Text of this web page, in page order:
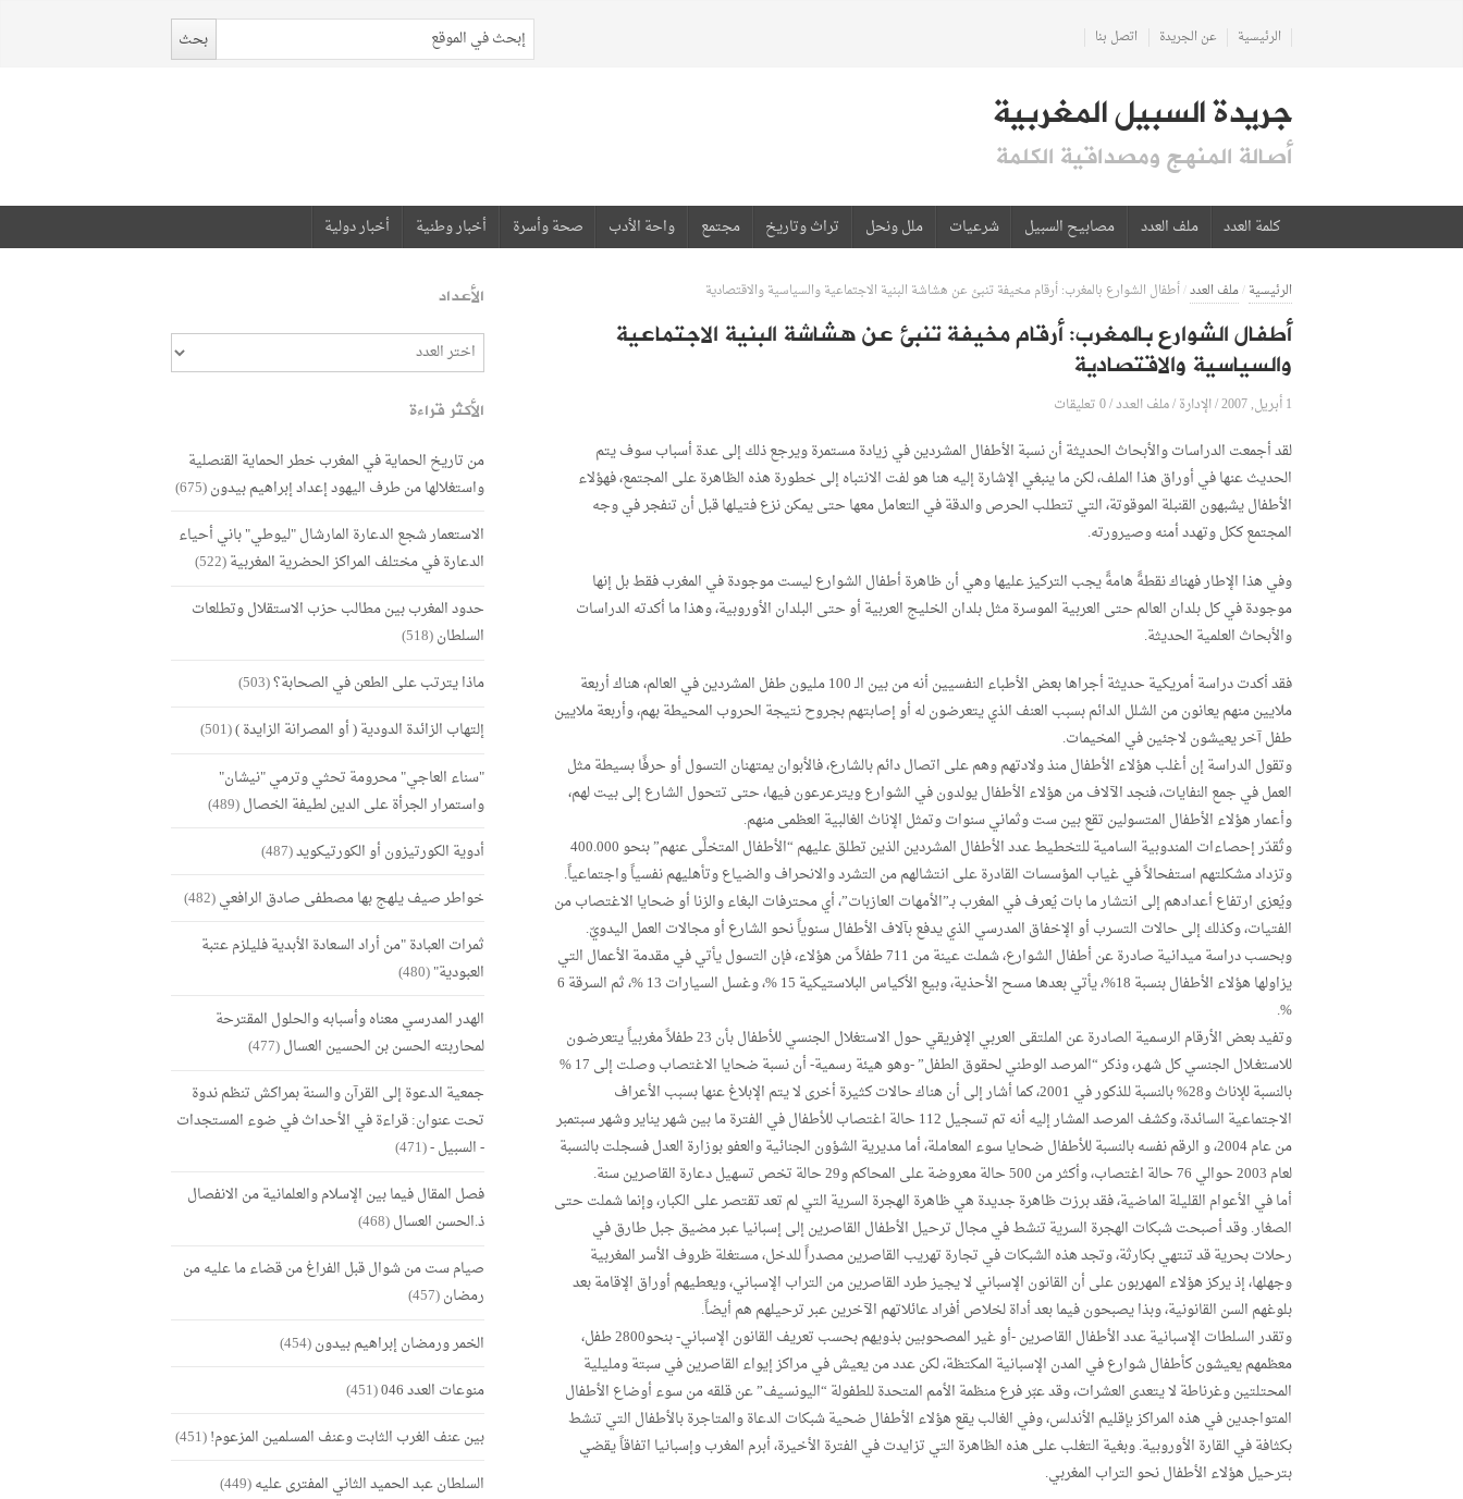
الرئيسية عن الجريدة اتصل بنا
جريدة السبيل المغربية
أصالة المنهج ومصداقية الكلمة
كلمة العدد ملف العدد مصابيح السبيل شرعيات ملل ونحل تراث وتاريخ مجتمع واحة الأدب صحة وأسرة أخبار وطنية أخبار دولية
الرئيسية/ملف العدد/أطفال الشوارع بالمغرب: أرقام مخيفة تنبئ عن هشاشة البنية الاجتماعية والسياسية والاقتصادية
أطفال الشوارع بالمغرب: أرقام مخيفة تنبئ عن هشاشة البنية الاجتماعية
والسياسية والاقتصادية
1 أبريل, 2007 /الإدارة/ملف العدد/0 تعليقات
لقد أجمعت الدراسات والأبحاث الحديثة أن نسبة الأطفال المشردين في زيادة مستمرة ويرجع ذلك إلى عدة أسباب سوف يتم
الحديث عنها في أوراق هذا الملف، لكن ما ينبغي الإشارة إليه هنا هو لفت الانتباه إلى خطورة هذه الظاهرة على المجتمع، فهؤلاء
الأطفال يشبهون القنبلة الموقوتة، التي تتطلب الحرص والدقة في التعامل معها حتى يمكن نزع فتيلها قبل أن تنفجر في وجه
المجتمع ككل وتهدد أمنه وصيرورته.
وفي هذا الإطار فهناك نقطةً هامةً يجب التركيز عليها وهي أن ظاهرة أطفال الشوارع ليست موجودة في المغرب فقط بل إنها
موجودة في كل بلدان العالم حتى العربية الموسرة مثل بلدان الخليج العربية أو حتى البلدان الأوروبية، وهذا ما أكدته الدراسات
والأبحاث العلمية الحديثة.
فقد أكدت دراسة أمريكية حديثة أجراها بعض الأطباء النفسيين أنه من بين الـ 100 مليون طفل المشردين في العالم، هناك أربعة
ملايين منهم يعانون من الشلل الدائم بسبب العنف الذي يتعرضون له أو إصابتهم بجروح نتيجة الحروب المحيطة بهم، وأربعة ملايين
طفل آخر يعيشون لاجئين في المخيمات.
وتقول الدراسة إن أغلب هؤلاء الأطفال منذ ولادتهم وهم على اتصال دائم بالشارع، فالأبوان يمتهنان التسول أو حرفًا بسيطة مثل
العمل في جمع النفايات، فنجد الآلاف من هؤلاء الأطفال يولدون في الشوارع ويترعرعون فيها، حتى تتحول الشارع إلى بيت لهم،
وأعمار هؤلاء الأطفال المتسولين تقع بين ست وثماني سنوات وتمثل الإناث الغالبية العظمى منهم.
وتُقدّر إحصاءات المندوبية السامية للتخطيط عدد الأطفال المشردين الذين تطلق عليهم “الأطفال المتخلَّى عنهم” بنحو 400.000
وتزداد مشكلتهم استفحالاً في غياب المؤسسات القادرة على انتشالهم من التشرد والانحراف والضياع وتأهليهم نفسياً واجتماعياً.
ويُعزى ارتفاع أعدادهم إلى انتشار ما بات يُعرف في المغرب بـ”الأمهات العازبات”، أي محترفات البغاء والزنا أو ضحايا الاغتصاب من
الفتيات، وكذلك إلى حالات التسرب أو الإخفاق المدرسي الذي يدفع بآلاف الأطفال سنوياً نحو الشارع أو مجالات العمل اليدويّ.
وبحسب دراسة ميدانية صادرة عن أطفال الشوارع، شملت عينة من 711 طفلاً من هؤلاء، فإن التسول يأتي في مقدمة الأعمال التي
يزاولها هؤلاء الأطفال بنسبة 18%، يأتي بعدها مسح الأحذية، وبيع الأكياس البلاستيكية 15 %، وغسل السيارات 13 %، ثم السرقة 6
%.
وتفيد بعض الأرقام الرسمية الصادرة عن الملتقى العربي الإفريقي حول الاستغلال الجنسي للأطفال بأن 23 طفلاً مغربياً يتعرضـون
للاستغـلال الجنسي كل شهـر، وذكر “المرصد الوطني لحقوق الطفل” -وهو هيئة رسمية- أن نسبة ضحايا الاغتصاب وصلت إلى 17 %
بالنسبة للإناث و28% بالنسبة للذكور في 2001، كما أشار إلى أن هناك حالات كثيرة أخرى لا يتم الإبلاغ عنها بسبب الأعراف
الاجتماعية السائدة، وكشف المرصد المشار إليه أنه تم تسجيل 112 حالة اغتصاب للأطفال في الفترة ما بين شهر يناير وشهر سبتمبر
من عام 2004، و الرقم نفسه بالنسبة للأطفال ضحايا سوء المعاملة، أما مديرية الشؤون الجنائية والعفو بوزارة العدل فسجلت بالنسبة
لعام 2003 حوالي 76 حالة اغتصاب، وأكثر من 500 حالة معروضة على المحاكم و29 حالة تخص تسهيل دعارة القاصرين سنة.
أما في الأعوام القليلة الماضية، فقد برزت ظاهرة جديدة هي ظاهرة الهجرة السرية التي لم تعد تقتصر على الكبار، وإنما شملت حتى
الصغار. وقد أصبحت شبكات الهجرة السرية تنشط في مجال ترحيل الأطفال القاصرين إلى إسبانيا عبر مضيق جبل طارق في
رحلات بحرية قد تنتهي بكارثة، وتجد هذه الشبكات في تجارة تهريب القاصرين مصدراً للدخل، مستغلة ظروف الأسر المغربية
وجهلها، إذ يركز هؤلاء المهربون على أن القانون الإسباني لا يجيز طرد القاصرين من التراب الإسباني، ويعطيهم أوراق الإقامة بعد
بلوغهم السن القانونية، وبذا يصبحون فيما بعد أداة لخلاص أفراد عائلاتهم الآخرين عبر ترحيلهم هم أيضاً.
وتقدر السلطات الإسبانية عدد الأطفال القاصرين -أو غير المصحوبين بذويهم بحسب تعريف القانون الإسباني- بنحو2800 طفل،
معظمهم يعيشون كأطفال شوارع في المدن الإسبانية المكتظة، لكن عدد من يعيش في مراكز إيواء القاصرين في سبتة ومليلية
المحتلتين وغرناطة لا يتعدى العشرات، وقد عبّر فرع منظمة الأمم المتحدة للطفولة “اليونسيف” عن قلقه من سوء أوضاع الأطفال
المتواجدين في هذه المراكز بإقليم الأندلس، وفي الغالب يقع هؤلاء الأطفال ضحية شبكات الدعاة والمتاجرة بالأطفال التي تنشط
بكثافة في القارة الأوروبية. وبغية التغلب على هذه الظاهرة التي تزايدت في الفترة الأخيرة، أبرم المغرب وإسبانيا اتفاقاً يقضي
بترحيل هؤلاء الأطفال نحو التراب المغربي.
الأعداد
الأكثر قراءة
من تاريخ الحماية في المغرب خطر الحماية القنصلية
واستغلالها من طرف اليهود إعداد إبراهيم بيدون(675)
الاستعمار شجع الدعارة المارشال "ليوطي" باني أحياء
الدعارة في مختلف المراكز الحضرية المغربية(522)
حدود المغرب بين مطالب حزب الاستقلال وتطلعات
السلطان(518)
ماذا يترتب على الطعن في الصحابة؟(503)
إلتهاب الزائدة الدودية ( أو المصرانة الزايدة )(501)
"سناء العاجي" محرومة تحثي وترمي "نيشان"
واستمرار الجرأة على الدين لطيفة الخصال(489)
أدوية الكورتيزون أو الكورتيكويد(487)
خواطر صيف يلهج بها مصطفى صادق الرافعي(482)
ثمرات العبادة "من أراد السعادة الأبدية فليلزم عتبة
العبودية"(480)
الهدر المدرسي معناه وأسبابه والحلول المقترحة
لمحاربته الحسن بن الحسين العسال(477)
جمعية الدعوة إلى القرآن والسنة بمراكش تنظم ندوة
تحت عنوان: قراءة في الأحداث في ضوء المستجدات
- السبيل -(471)
فصل المقال فيما بين الإسلام والعلمانية من الانفصال
ذ.الحسن العسال(468)
صيام ست من شوال قبل الفراغ من قضاء ما عليه من
رمضان(457)
الخمر ورمضان إبراهيم بيدون(454)
منوعات العدد 046
(451)
بين عنف الغرب الثابت وعنف المسلمين المزعوم!(451)
السلطان عبد الحميد الثاني المفترى عليه(449)